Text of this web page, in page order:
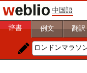
中国語
辞書 例文 翻訳